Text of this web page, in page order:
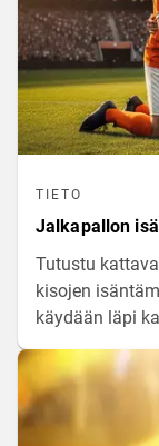
TIETO
Jalkapallon
Tutustu
kisojen
käydään läpi
tulevien
kotikenttäedun
menestykseen